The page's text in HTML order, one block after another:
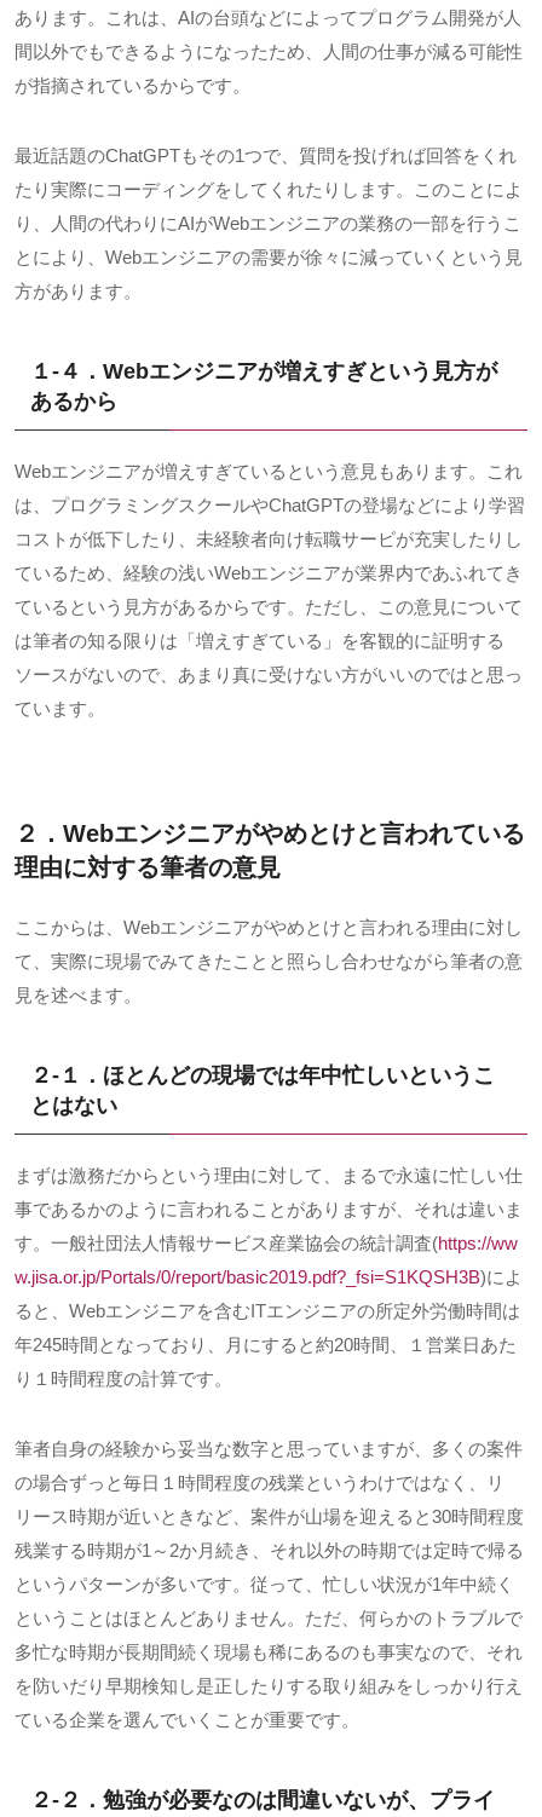
あります。これは、 AI の台頭などによってプログラム開発が人
間以外でもできるようになったため、人間の仕事が減る可能性
が指摘されているからです。
最近話題のChatGPTもその1つで、質問を投げれば回答をくれ
たり実際にコーディングをしてくれたりします。このことによ
り、人間の代わりにAI がWebエンジニアの業務の一部を行うこ
とにより、 Webエンジニアの需要が徐々に減っていくという見
方があります。
１-４．Webエンジニアが増えすぎという見方が
あるから
Webエンジニアが増えすぎているという意見もあります。これ
は、プログラミングスクールやChatGPTの登場などにより学習
コストが低下したり、未経験者向け転職サービが充実したりし
ているため、経験の浅いWebエンジニアが業界内であふれてき
ているという見方があるからです。ただし、この意見について
は筆者の知る限りは「増えすぎている」を客観的に証明する
ソースがないので、あまり真に受けない方がいいのではと思っ
ています。
２． Webエンジニアがやめとけと言われている
理由に対する筆者の意見
ここからは、 Webエンジニアがやめとけと言われる理由に対し
て、実際に現場でみてきたことと照らし合わせながら筆者の意
見を述べます。
２-１．ほとんどの現場では年中忙しいというこ
とはない
まずは激務だからという理由に対して、まるで永遠に忙しい仕
事であるかのように言われることがありますが、それは違いま
す。一般社団法人情報サービス産業協会の統計調査(https://ww
w.jisa.or.jp/Portals/0/report/basic2019.pdf?_fsi=S1KQSH3B)によ
ると、 Webエンジニアを含む ITエンジニアの所定外労働時間は
年245時間となっており、月にすると約20時間、１営業日あた
り１時間程度の計算です。
筆者自身の経験から妥当な数字と思っていますが、多くの案件
の場合ずっと毎日１時間程度の残業というわけではなく、リ
リース時期が近いときなど、案件が山場を迎えると30時間程度
残業する時期が1～2か月続き、それ以外の時期では定時で帰る
というパターンが多いです。従って、忙しい状況が1年中続く
ということはほとんどありません。ただ、何らかのトラブルで
多忙な時期が長期間続く現場も稀にあるのも事実なので、それ
を防いだり早期検知し是正したりする取り組みをしっかり行え
ている企業を選んでいくことが重要です。
２-２．勉強が必要なのは間違いないが、プライ